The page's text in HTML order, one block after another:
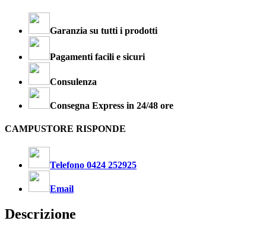
Garanzia su tutti i prodotti
Pagamenti facili e sicuri
Consulenza
Consegna Express in 24/48 ore
CAMPUSTORE RISPONDE
Telefono 0424 252925
Email
Descrizione